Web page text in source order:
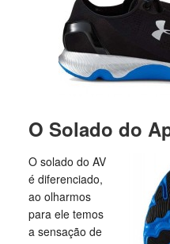
O Solado do
O solado do AV
é diferenciado,
ao olharmos
para ele temos
a sensação de